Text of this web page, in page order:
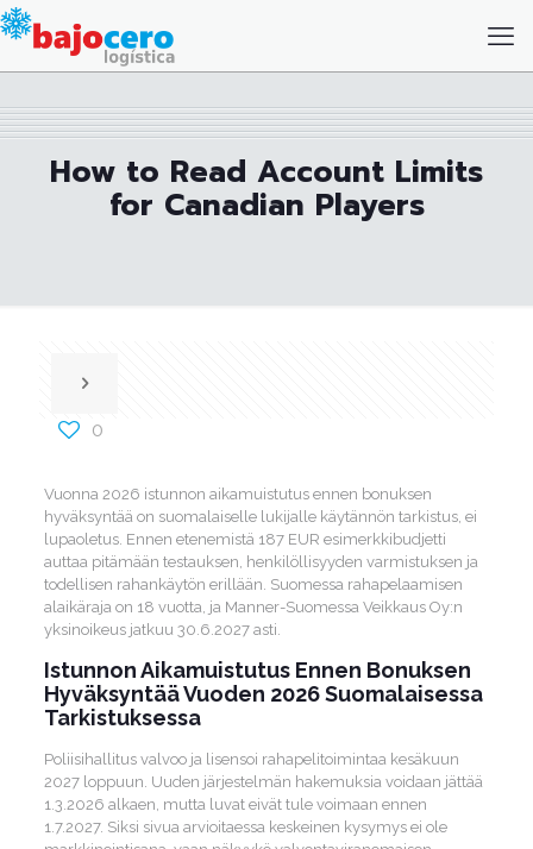
How to Read Account Limits
for Canadian Players
0
Vuonna 2026 istunnon aikamuistutus ennen bonuksen
hyväksyntää on suomalaiselle lukijalle käytännön tarkistus, ei
lupaoletus. Ennen etenemistä 187 EUR esimerkkibudjetti
auttaa pitämään testauksen, henkilöllisyyden varmistuksen ja
todellisen rahankäytön erillään. Suomessa rahapelaamisen
alaikäraja on 18 vuotta, ja Manner-Suomessa Veikkaus Oy:n
yksinoikeus jatkuu 30.6.2027 asti.
Istunnon Aikamuistutus Ennen Bonuksen
Hyväksyntää Vuoden 2026 Suomalaisessa
Tarkistuksessa
Poliisihallitus valvoo ja lisensoi rahapelitoimintaa kesäkuun
2027 loppuun. Uuden järjestelmän hakemuksia voidaan jättää
1.3.2026 alkaen, mutta luvat eivät tule voimaan ennen
1.7.2027. Siksi sivua arvioitaessa keskeinen kysymys ei ole